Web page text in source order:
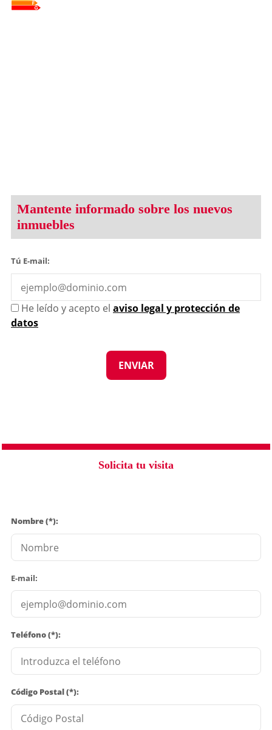
Solicita tu visita
Nombre (*):
E-mail:
Teléfono (*):
Código Postal (*):
Mantente informado sobre los nuevos
inmuebles
Tú E-mail:
He leído y acepto el aviso legal y protección de
datos